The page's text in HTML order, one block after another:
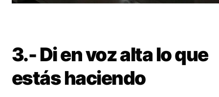
3.- Di en voz alta lo que
estás haciendo